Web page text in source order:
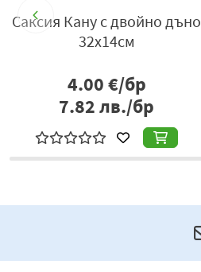
Саксия Кану с двойно дъно
32х14см
4.00€/бр
7.82лв./бр